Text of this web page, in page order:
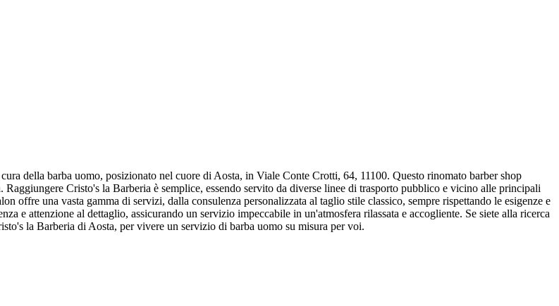
della barba uomo, posizionato nel cuore di Aosta, in Viale Conte Crotti, 64, 11100. Questo rinomato barber shop
Cristo's la Barberia è semplice, essendo servito da diverse linee di trasporto pubblico e vicino alle principali
offre una vasta gamma di servizi, dalla consulenza personalizzata al taglio stile classico, sempre rispettando le esigenze e
e attenzione al dettaglio, assicurando un servizio impeccabile in un'atmosfera rilassata e accogliente. Se siete alla ricerca
la Barberia di Aosta, per vivere un servizio di barba uomo su misura per voi.